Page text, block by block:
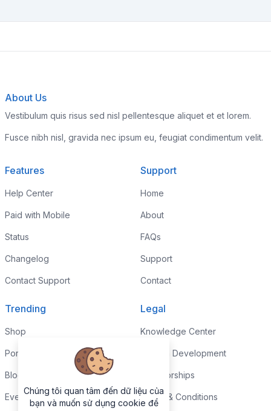
About Us
Vestibulum quis risus sed nisl pellentesque aliquet et et lorem.
Fusce nibh nisl, gravida nec ipsum eu, feugiat condimentum velit.
Features
Help Center
Paid with Mobile
Status
Changelog
Contact Support
Support
Home
About
FAQs
Support
Contact
Trending
Shop
Portfolio
Blog
Events
Legal
Knowledge Center
Custom Development
Sponsorships
Terms & Conditions
Chúng tôi quan tâm đến dữ liệu của
bạn và muốn sử dụng cookie để